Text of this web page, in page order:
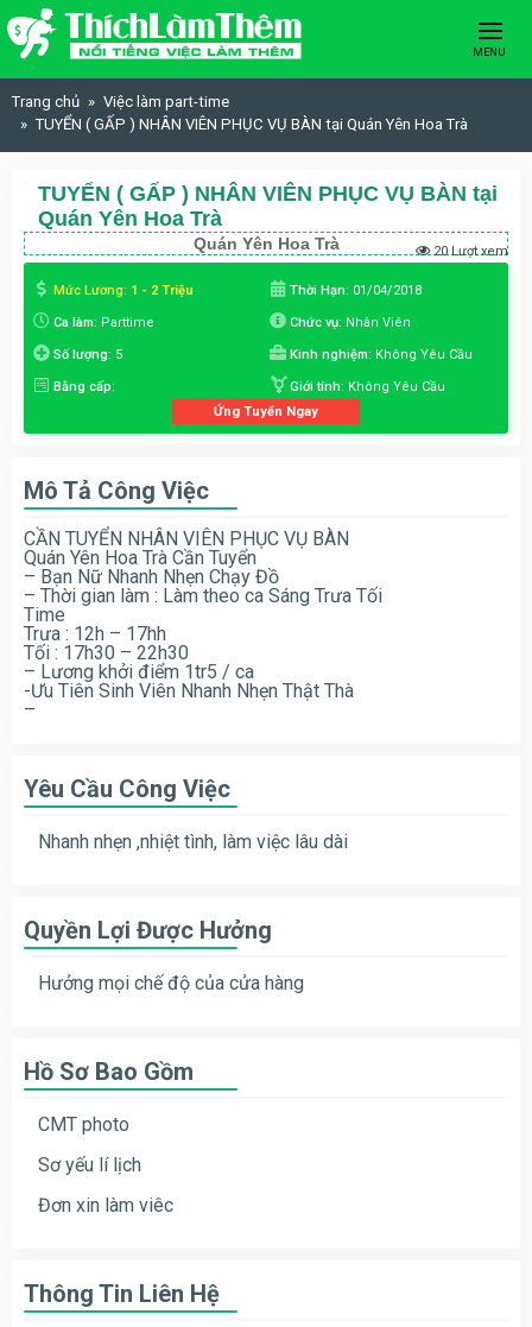
Skip to content
MENU
Trang chủ
Việc làm part-time
TUYỂN ( GẤP ) NHÂN VIÊN PHỤC VỤ BÀN tại Quán Yên Hoa Trà
TUYỂN ( GẤP ) NHÂN VIÊN PHỤC VỤ BÀN tại
Quán Yên Hoa Trà
Quán Yên Hoa Trà 20 Lượt xem
Mức Lương: 1 - 2 Triệu Thời Hạn: 01/04/2018
Ca làm: Parttime Chức vụ: Nhân Viên
Số lượng: 5 Kinh nghiệm: Không Yêu Cầu
Bằng cấp: Giới tính: Không Yêu Cầu
Ứng Tuyển Ngay
Mô Tả Công Việc
CẦN TUYỂN NHÂN VIÊN PHỤC VỤ BÀN
Quán Yên Hoa Trà Cần Tuyển
– Bạn Nữ Nhanh Nhẹn Chạy Đồ
– Thời gian làm : Làm theo ca Sáng Trưa Tối
Time
Trưa : 12h – 17hh
Tối : 17h30 – 22h30
– Lương khởi điểm 1tr5 / ca
-Ưu Tiên Sinh Viên Nhanh Nhẹn Thật Thà
–
Yêu Cầu Công Việc
Nhanh nhẹn ,nhiệt tình, làm việc lâu dài
Quyền Lợi Được Hưởng
Hưởng mọi chế độ của cửa hàng
Hồ Sơ Bao Gồm
CMT photo
Sơ yếu lí lịch
Đơn xin làm viêc
Thông Tin Liên Hệ